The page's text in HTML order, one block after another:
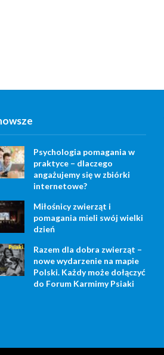
Psychologia pomagania w
praktyce – dlaczego
angażujemy się w zbiórki
internetowe?
Miłośnicy zwierząt i
pomagania mieli swój wielki
dzień
Razem dla dobra zwierząt –
nowe wydarzenie na mapie
Polski. Każdy może dołączyć
do Forum Karmimy Psiaki